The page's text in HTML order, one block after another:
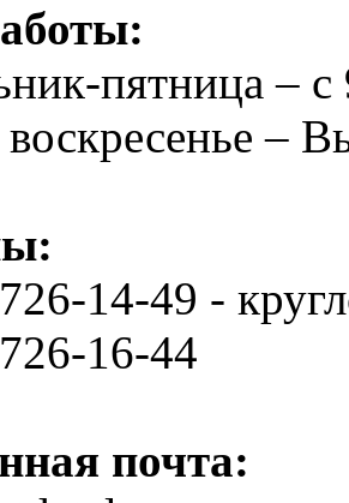
пятница –
–
14-49 -
16-44
почта: